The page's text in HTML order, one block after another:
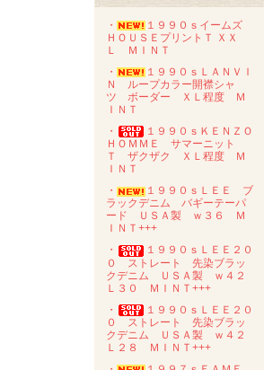
・
１９９０ｓイームズ
ＨＯＵＳＥプリントＴ ＸＸ
Ｌ ＭＩＮＴ
・
１９９０ｓＬＡＮＶＩ
Ｎ ループカラー開襟シャ
ツ ボーダー ＸＬ程度 Ｍ
ＩＮＴ
・
１９９０ｓＫＥＮＺＯ
ＨＯＭＭＥ サマーニット
Ｔ ザクザク ＸＬ程度 Ｍ
ＩＮＴ
・
１９９０ｓＬＥＥ ブ
ラックデニム バギーテーパ
ード ＵＳＡ製 ｗ３６ Ｍ
ＩＮＴ+++
・
１９９０ｓＬＥＥ２０
０ ストレート 先染ブラッ
クデニム ＵＳＡ製 ｗ４２
Ｌ３０ ＭＩＮＴ+++
・
１９９０ｓＬＥＥ２０
０ ストレート 先染ブラッ
クデニム ＵＳＡ製 ｗ４２
Ｌ２８ ＭＩＮＴ+++